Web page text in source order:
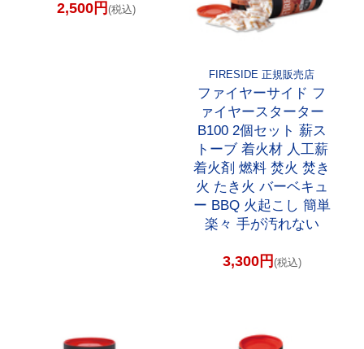
2,500円 (税込)
FIRESIDE 正規販売店
ファイヤーサイド フ
ァイヤースターター
B100 2個セット 薪ス
トーブ 着火材 人工薪
着火剤 燃料 焚火 焚き
火 たき火 バーベキュ
ー BBQ 火起こし 簡単
楽々 手が汚れない
3,300円 (税込)